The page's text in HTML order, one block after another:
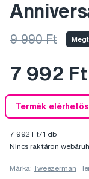
9 990 Ft
7 992 Ft
Termék
7 992 Ft/1 db
Nincs raktáron
Márka:Tweezerman